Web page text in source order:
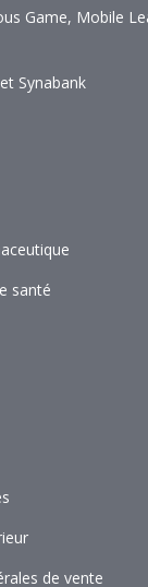
Game, Mobile
Synabank
santé
de vente